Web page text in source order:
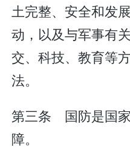
土完整、安全和发
动，以及与军事有
交、科技、教育等
法。
第三条 国防是国
障。